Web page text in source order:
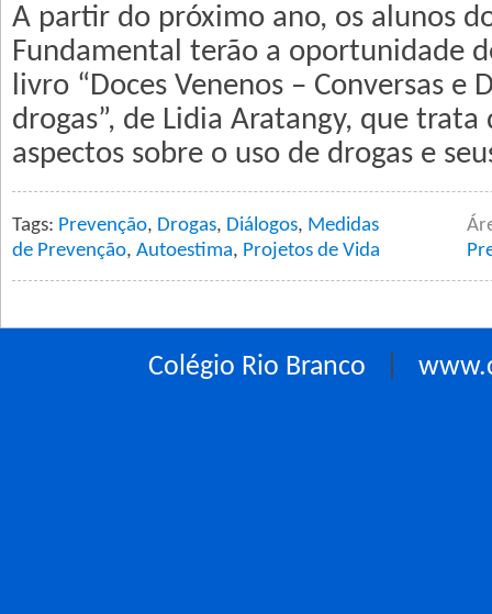
A partir do próximo ano, os alunos
Fundamental terão a oportunidade
livro “Doces Venenos – Conversas e
drogas”, de Lidia Aratangy, que trata
aspectos sobre o uso de drogas e
Tags: Prevenção, Drogas, Diálogos, Medidas
de Prevenção, Autoestima, Projetos de Vida
Colégio Rio Branco